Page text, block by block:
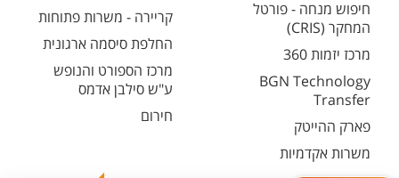
חיפוש מנחה - פורטל
המחקר (CRIS)
מרכז יזמות 360
BGN Technology
Transfer
פארק ההייטק
משרות אקדמיות
קריירה - משרות פתוחות
החלפת סיסמה ארגונית
מרכז הספורט והנופש
ע"ש סילבן אדמס
חירום